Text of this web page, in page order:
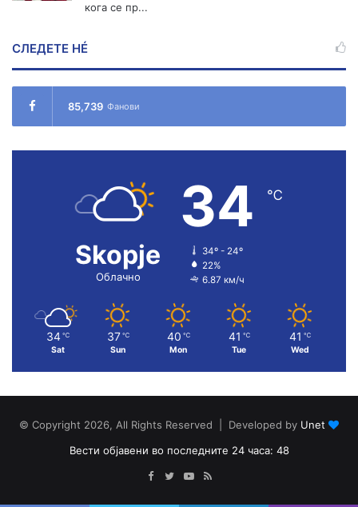
кога се пр...
СЛЕДЕТЕ НÉ
85,739 Фанови
Skopje
Облачно
34 ℃
34º - 24º
22%
6.87 км/ч
34 ℃
Sat
37 ℃
Sun
40 ℃
Mon
41 ℃
Tue
41 ℃
Wed
© Copyright 2026, All Rights Reserved | Developed by Unet
Вести објавени во последните 24 часа: 48
Facebook
TwitterYouTube
RSS